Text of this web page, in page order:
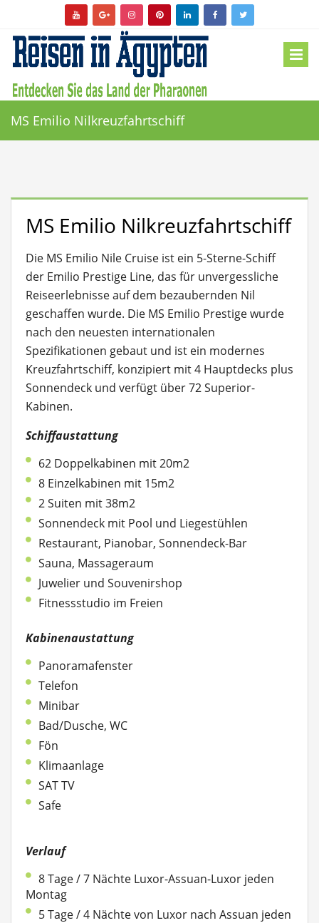
MS Emilio Nilkreuzfahrtschiff
MS Emilio Nilkreuzfahrtschiff
Die MS Emilio Nile Cruise ist ein 5-Sterne-Schiff
der Emilio Prestige Line, das für unvergessliche
Reiseerlebnisse auf dem bezaubernden Nil
geschaffen wurde. Die MS Emilio Prestige wurde
nach den neuesten internationalen
Spezifikationen gebaut und ist ein modernes
Kreuzfahrtschiff, konzipiert mit 4 Hauptdecks plus
Sonnendeck und verfügt über 72 Superior-
Kabinen.
Schiffaustattung
62 Doppelkabinen mit 20m2
8 Einzelkabinen mit 15m2
2 Suiten mit 38m2
Sonnendeck mit Pool und Liegestühlen
Restaurant, Pianobar, Sonnendeck-Bar
Sauna, Massageraum
Juwelier und Souvenirshop
Fitnessstudio im Freien
Kabinenaustattung
Panoramafenster
Telefon
Minibar
Bad/Dusche, WC
Fön
Klimaanlage
SAT TV
Safe
Verlauf
8 Tage / 7 Nächte Luxor-Assuan-Luxor jeden
Montag
5 Tage / 4 Nächte von Luxor nach Assuan jeden